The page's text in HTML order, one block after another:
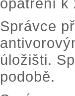
Správce
úložišti.
podobě.